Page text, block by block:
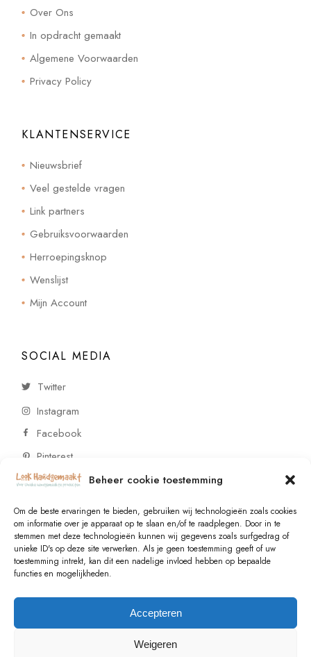
Beheer cookie toestemming
Om de beste ervaringen te bieden, gebruiken wij technologieën zoals cookies
om informatie over je apparaat op te slaan en/of te raadplegen. Door in te
stemmen met deze technologieën kunnen wij gegevens zoals surfgedrag of
unieke ID's op deze site verwerken. Als je geen toestemming geeft of uw
toestemming intrekt, kan dit een nadelige invloed hebben op bepaalde
functies en mogelijkheden.
Accepteren
Weigeren
Over Ons
In opdracht gemaakt
Algemene Voorwaarden
Privacy Policy
KLANTENSERVICE
Nieuwsbrief
Veel gestelde vragen
Link partners
Gebruiksvoorwaarden
Herroepingsknop
Wenslijst
Mijn Account
SOCIAL MEDIA
Twitter
Instagram
Facebook
Pinterest
CONTACT
Vragen of wensen? Neem contact op!
+31 (0)6 229 021 29